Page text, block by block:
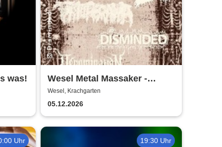
was!
Wesel Metal Massaker -
Krachgarten
Wesel, Krachgarten
05.12.2026
Uhr 19:30 Uhr